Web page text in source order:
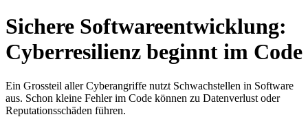
Sichere Softwareentwicklung:
Cyberresilienz beginnt im Code
Ein Grossteil aller Cyberangriffe nutzt Schwachstellen in Software
aus. Schon kleine Fehler im Code können zu Datenverlust oder
Reputationsschäden führen.